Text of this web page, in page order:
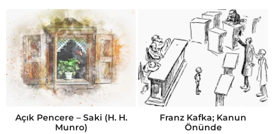
Açık Pencere – Saki (H. H.
Munro)
Franz Kafka; Kanun
Önünde